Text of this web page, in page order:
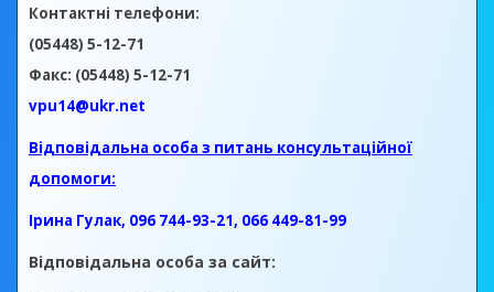
Контактні телефони:
(05448) 5-12-71
Факс: (05448) 5-12-71
vpu14@ukr.net
Відповідальна особа з питань консультаційної
допомоги:
Ірина Гулак, 096 744-93-21, 066 449-81-99
Відповідальна особа за сайт: